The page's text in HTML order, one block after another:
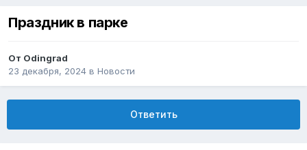
Праздник в парке
От Odingrad
23 декабря, 2024 в Новости
Ответить